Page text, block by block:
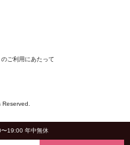
のご利用にあたって
19:00 年中無休